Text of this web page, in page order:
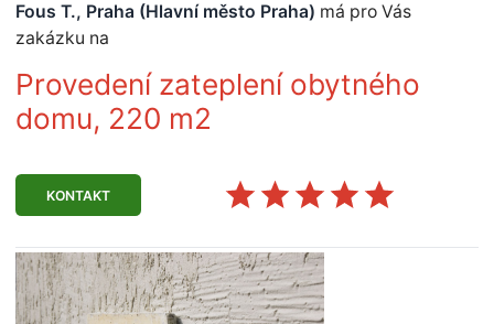
Nejčastější vyhledávání
Fous T., Praha (Hlavní město Praha) má pro Vás
zakázku na
Provedení zateplení obytného
domu, 220 m2
KONTAKT